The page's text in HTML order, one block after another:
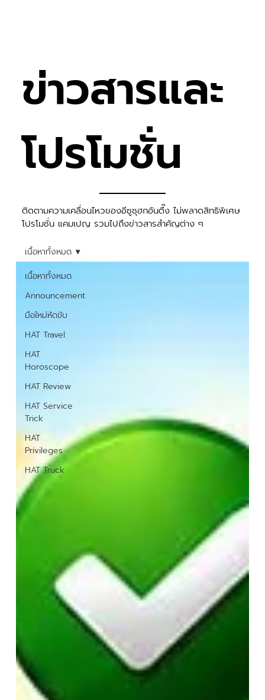
ข่าวสารและ
โปรโมชั่น
​ติดตามความเคลื่อนไหวของอีซูซุฮกอันตึ๊ง ไม่พลาดสิทธิพิเศษ
โปรโมชั่น แคมเปญ รวมไปถึงข่าวสารสำคัญต่าง ๆ
เนื้อหาทั้งหมด
Announcement
มือใหม่หัดขับ
HAT Travel
HAT
Horoscope
HAT Review
HAT Service
Trick
HAT
Privileges
HAT Truck
เนื้อหาทั้งหมด